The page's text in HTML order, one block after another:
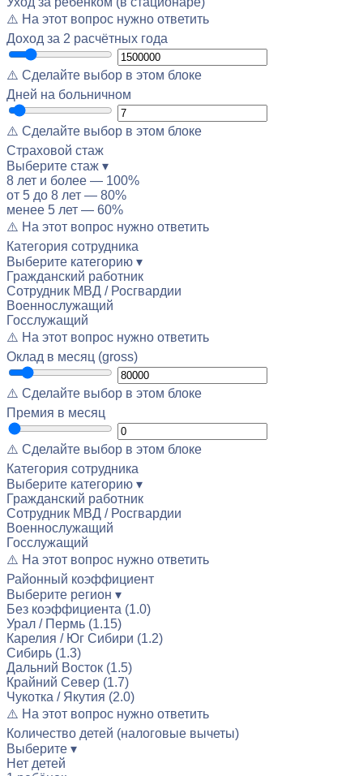
⚠️ На этот вопрос нужно ответить
Доход за 2 расчётных года
⚠️ Сделайте выбор в этом блоке
Дней на больничном
⚠️ Сделайте выбор в этом блоке
Страховой стаж
Выберите стаж ▾
8 лет и более — 100%
от 5 до 8 лет — 80%
менее 5 лет — 60%
⚠️ На этот вопрос нужно ответить
Категория сотрудника
Выберите категорию ▾
Гражданский работник
Сотрудник МВД / Росгвардии
Военнослужащий
Госслужащий
⚠️ На этот вопрос нужно ответить
Оклад в месяц (gross)
⚠️ Сделайте выбор в этом блоке
Премия в месяц
⚠️ Сделайте выбор в этом блоке
Категория сотрудника
Выберите категорию ▾
Гражданский работник
Сотрудник МВД / Росгвардии
Военнослужащий
Госслужащий
⚠️ На этот вопрос нужно ответить
Районный коэффициент
Выберите регион ▾
Без коэффициента (1.0)
Урал / Пермь (1.15)
Карелия / Юг Сибири (1.2)
Сибирь (1.3)
Дальний Восток (1.5)
Крайний Север (1.7)
Чукотка / Якутия (2.0)
⚠️ На этот вопрос нужно ответить
Количество детей (налоговые вычеты)
Выберите ▾
Нет детей